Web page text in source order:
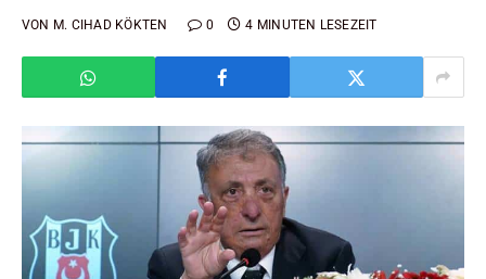
VON M. CIHAD KÖKTEN 0 4 MINUTEN LESEZEIT